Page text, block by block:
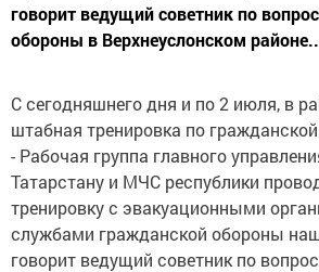
говорит ведущий советник по
обороны в Верхнеуслонском
С сегодняшнего дня и по 2 июля, в
штабная тренировка по
- Рабочая группа главного
Татарстану и МЧС республики
тренировку с эвакуационными
службами гражданской обороны
говорит ведущий советник по